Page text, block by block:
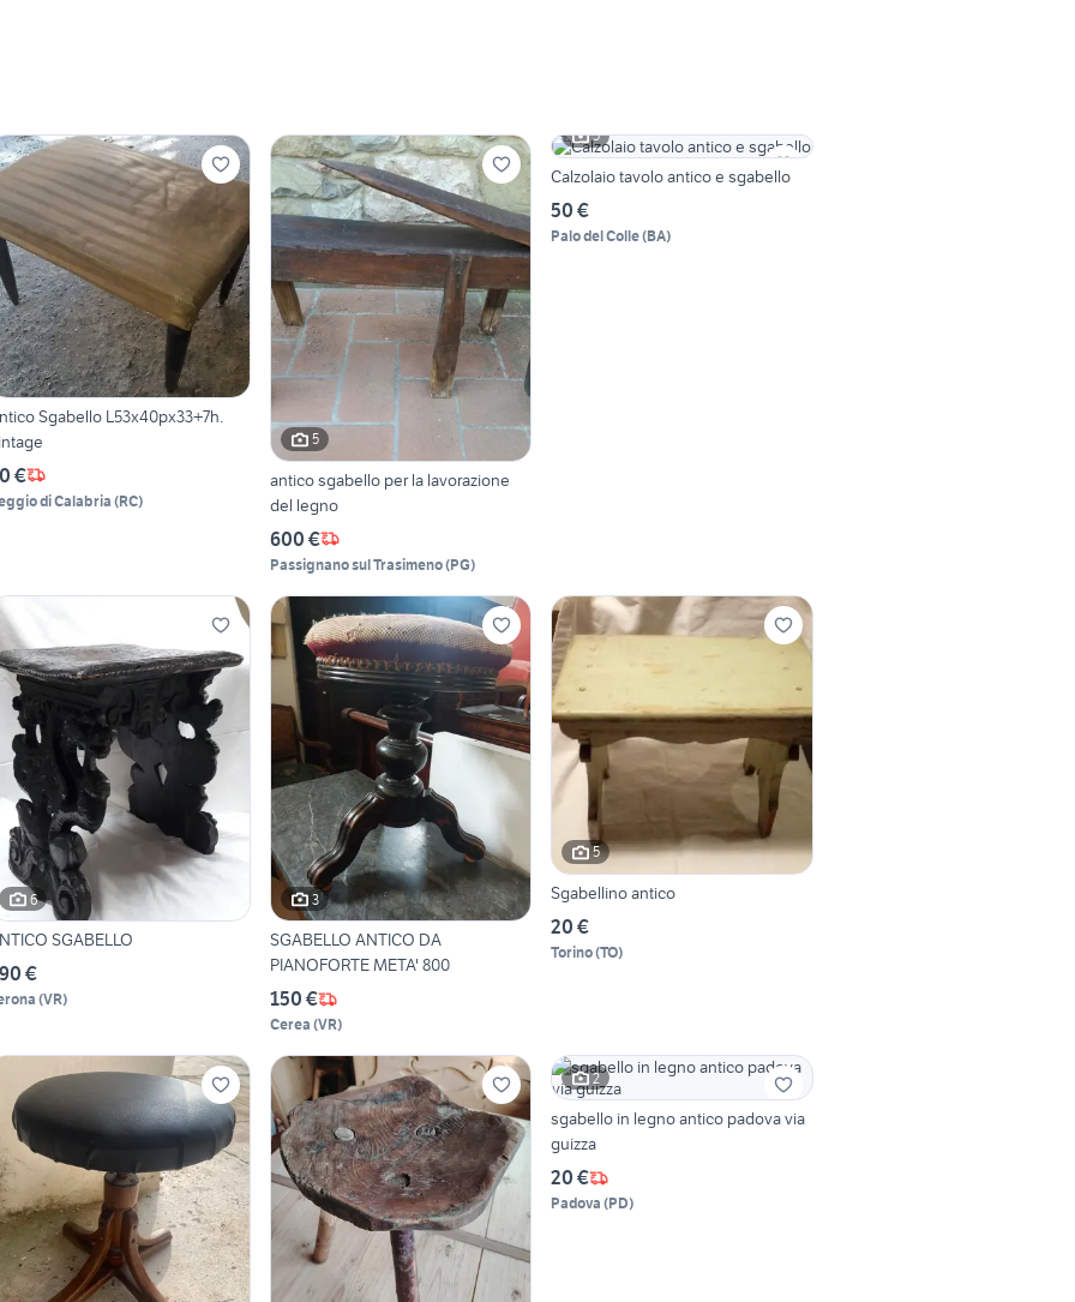
Sgabello L53x40px33+7h.
€
di Calabria (RC)
5
antico sgabello per la lavorazione
del legno
600 €
Passignano sul Trasimeno(PG)
5
Calzolaio tavolo antico e sgabello
50 €
Palo del Colle(BA)
6
SGABELLO
€
(VR)
3
SGABELLO ANTICO DA
PIANOFORTE META' 800
150 €
Cerea (VR)
5
Sgabellino antico
20 €
Torino(TO)
2
sgabello in legno antico padova via
guizza
20 €
Padova (PD)